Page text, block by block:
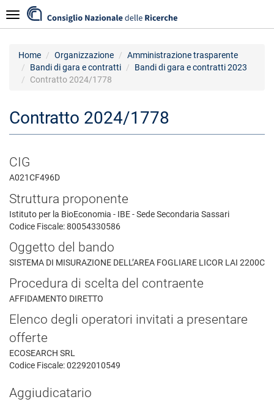
al
contenuto
Navigazione
Home Organizzazione
Amministrazione trasparente
Bandi di gara e contratti
Bandi di gara e contratti 2023
Contratto 2024/1778
Contratto 2024/1778
CIG
A021CF496D
Struttura proponente
Istituto per la BioEconomia - IBE - Sede Secondaria Sassari
Codice Fiscale: 80054330586
Oggetto del bando
SISTEMA DI MISURAZIONE DELL’AREA FOGLIARE LICOR LAI 2200C
Procedura di scelta del contraente
AFFIDAMENTO DIRETTO
Elenco degli operatori invitati a presentare
offerte
ECOSEARCH SRL
Codice Fiscale: 02292010549
Aggiudicatario